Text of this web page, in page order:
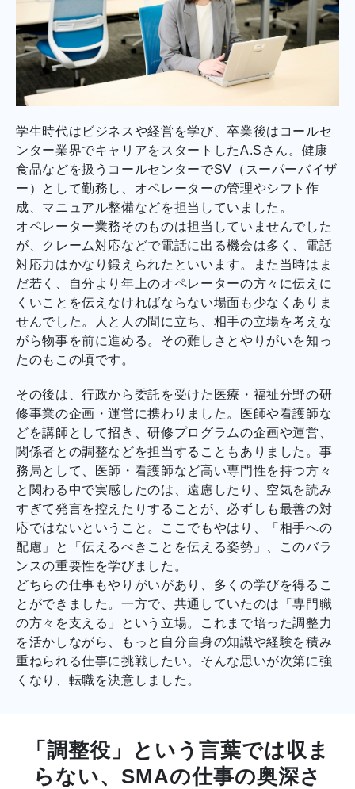
学生時代はビジネスや経営を学び、卒業後はコールセ
ンター業界でキャリアをスタートしたA.Sさん。健康
食品などを扱うコールセンターでSV（スーパーバイザ
ー）として勤務し、オペレーターの管理やシフト作
成、マニュアル整備などを担当していました。
オペレーター業務そのものは担当していませんでした
が、クレーム対応などで電話に出る機会は多く、電話
対応力はかなり鍛えられたといいます。また当時はま
だ若く、自分より年上のオペレーターの方々に伝えに
くいことを伝えなければならない場面も少なくありま
せんでした。人と人の間に立ち、相手の立場を考えな
がら物事を前に進める。その難しさとやりがいを知っ
たのもこの頃です。
その後は、行政から委託を受けた医療・福祉分野の研
修事業の企画・運営に携わりました。医師や看護師な
どを講師として招き、研修プログラムの企画や運営、
関係者との調整などを担当することもありました。事
務局として、医師・看護師など高い専門性を持つ方々
と関わる中で実感したのは、遠慮したり、空気を読み
すぎて発言を控えたりすることが、必ずしも最善の対
応ではないということ。ここでもやはり、「相手への
配慮」と「伝えるべきことを伝える姿勢」、このバラ
ンスの重要性を学びました。
どちらの仕事もやりがいがあり、多くの学びを得るこ
とができました。一方で、共通していたのは「専門職
の方々を支える」という立場。これまで培った調整力
を活かしながら、もっと自分自身の知識や経験を積み
重ねられる仕事に挑戦したい。そんな思いが次第に強
くなり、転職を決意しました。
「調整役」という言葉では収ま
らない、SMAの仕事の奥深さ